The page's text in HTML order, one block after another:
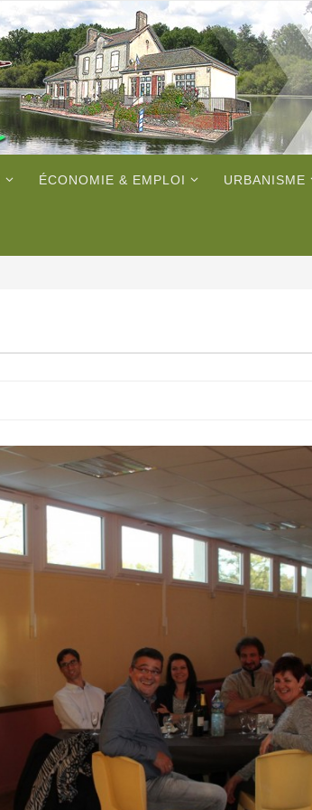
ÉCONOMIE & EMPLOI URBANISME